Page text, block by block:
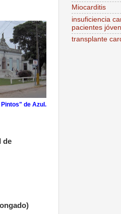
de Azul.
de
Miocarditis
insuficiencia
pacientes
transplante